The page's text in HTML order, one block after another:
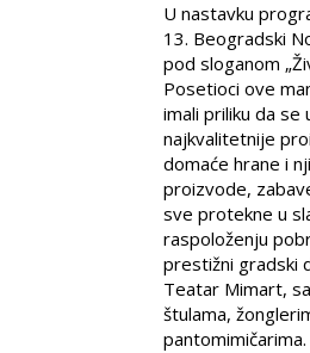
U nastavku
13. Beogradski
pod sloganom
Posetioci ove
imali priliku da se
najkvalitetnije
domaće hrane i
proizvode,
sve protekne u
raspoloženju
prestižni gradski
Teatar Mimart,
štulama,
pantomimičarima.